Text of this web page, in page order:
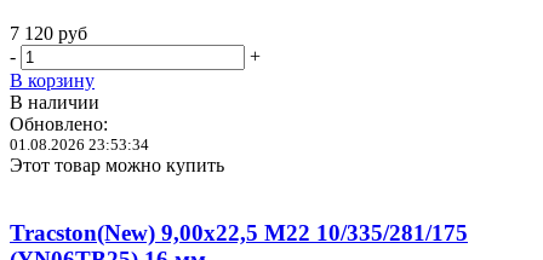
7 120 руб
-
+
В корзину
В наличии
Обновлено:
01.08.2026 23:53:34
Этот товар можно купить
Tracston(New) 9,00x22,5 M22 10/335/281/175